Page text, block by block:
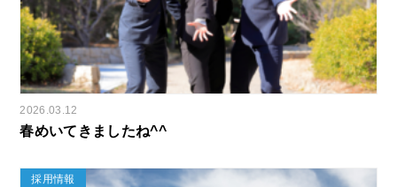
2026.03.12
春めいてきましたね^^
採用情報